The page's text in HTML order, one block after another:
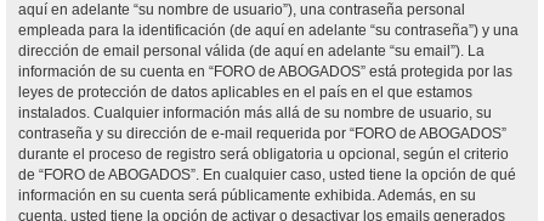
aquí en adelante “su nombre de usuario”), una contraseña personal
empleada para la identificación (de aquí en adelante “su contraseña”) y una
dirección de email personal válida (de aquí en adelante “su email”). La
información de su cuenta en “FORO de ABOGADOS” está protegida por las
leyes de protección de datos aplicables en el país en el que estamos
instalados. Cualquier información más allá de su nombre de usuario, su
contraseña y su dirección de e-mail requerida por “FORO de ABOGADOS”
durante el proceso de registro será obligatoria u opcional, según el criterio
de “FORO de ABOGADOS”. En cualquier caso, usted tiene la opción de qué
información en su cuenta será públicamente exhibida. Además, en su
cuenta, usted tiene la opción de activar o desactivar los emails generados